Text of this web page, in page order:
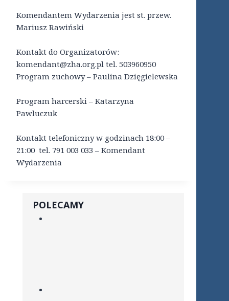
Komendantem Wydarzenia jest st. przew.
Mariusz Rawiński
Kontakt do Organizatorów:
komendant@zha.org.pl tel. 503960950
Program zuchowy – Paulina Dzięgielewska
Program harcerski – Katarzyna
Pawluczuk
Kontakt telefoniczny w godzinach 18:00 –
21:00 tel. 791 003 033 – Komendant
Wydarzenia
POLECAMY